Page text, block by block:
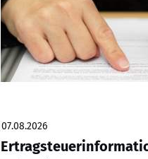
07.08.2026